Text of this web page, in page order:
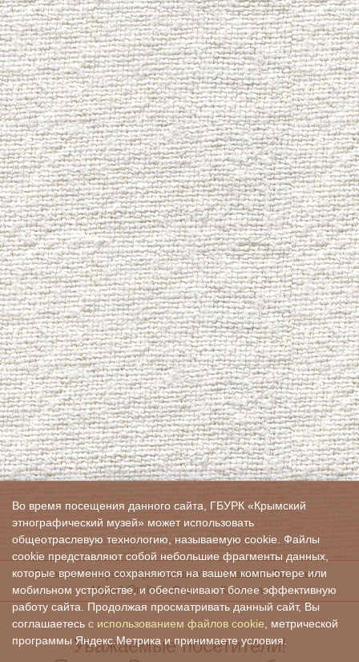
Главная О музее Цены и льготы Новости Выставки
Музей On-line Отзывы Контакты
Уважаемые посетители!
Во время посещения данного сайта, ГБУРК «Крымский
этнографический музей» может использовать
общеотраслевую технологию, называемую cookie. Файлы
cookie представляют собой небольшие фрагменты данных,
которые временно сохраняются на вашем компьютере или
мобильном устройстве, и обеспечивают более эффективную
работу сайта. Продолжая просматривать данный сайт, Вы
соглашаетесь с использованием файлов cookie , метрической
программы Яндекс.Метрика и принимаете условия.